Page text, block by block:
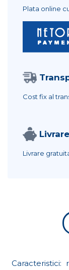
Plata online
Cost fix al
Livrare